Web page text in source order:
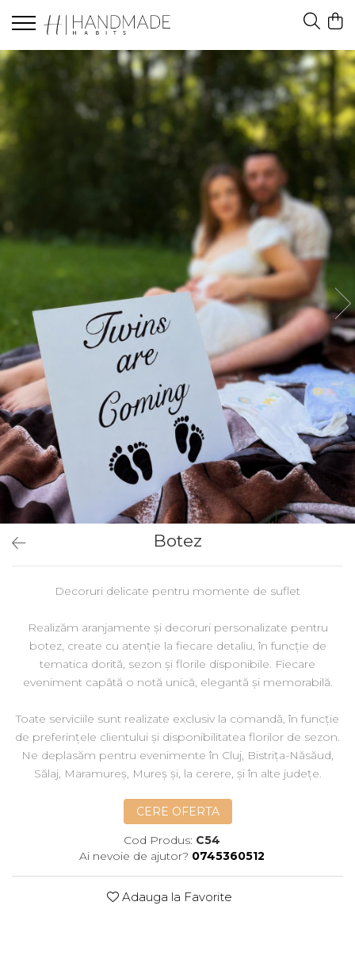
Felicitari
Felicitari black
Felicitari brown
Botez
Decoruri delicate pentru momente de suflet
Realizăm aranjamente și decoruri personalizate pentru
botez, create cu atenție la fiecare detaliu, în funcție de
tematica dorită, sezon și florile disponibile. Fiecare
eveniment capătă o notă unică, elegantă și memorabilă.
Toate serviciile sunt realizate exclusiv la comandă, în funcție
de preferințele clientului și disponibilitatea florilor de sezon.
Ne deplasăm pentru evenimente în Cluj, Bistrița-Năsăud,
Sălaj, Maramureș, Mureș și, la cerere, și în alte județe.
CERE OFERTA
Cod Produs: C54
Ai nevoie de ajutor? 0745360512
Adauga la Favorite